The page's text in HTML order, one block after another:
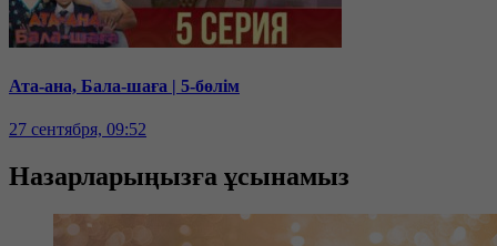
Ата-ана, Бала-шаға | 5-бөлім
27 сентября, 09:52
Назарларыңызға ұсынамыз